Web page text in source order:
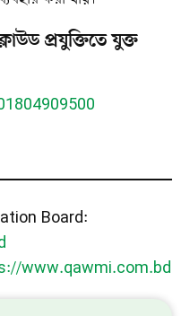
প্রযুক্তিতে যুক্ত
Board:
www.qawmi.com.bd